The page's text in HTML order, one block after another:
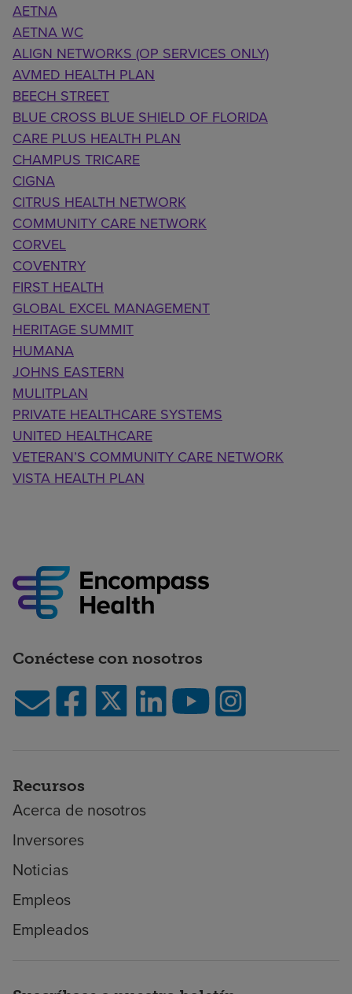
AETNA
AETNA WC
ALIGN NETWORKS (OP SERVICES ONLY)
AVMED HEALTH PLAN
BEECH STREET
BLUE CROSS BLUE SHIELD OF FLORIDA
CARE PLUS HEALTH PLAN
CHAMPUS TRICARE
CIGNA
CITRUS HEALTH NETWORK
COMMUNITY CARE NETWORK
CORVEL
COVENTRY
FIRST HEALTH
GLOBAL EXCEL MANAGEMENT
HERITAGE SUMMIT
HUMANA
JOHNS EASTERN
MULITPLAN
PRIVATE HEALTHCARE SYSTEMS
UNITED HEALTHCARE
VETERAN’S COMMUNITY CARE NETWORK
VISTA HEALTH PLAN
Conéctese con nosotros
Recursos
Acerca de nosotros
Inversores
Noticias
Empleos
Empleados